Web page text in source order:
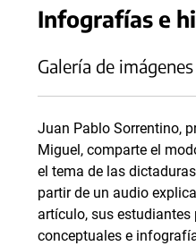
Infografías e
Galería de imágenes
Juan Pablo Sorrentino,
Miguel, comparte el
el tema de las
partir de un audio
artículo, sus
conceptuales e